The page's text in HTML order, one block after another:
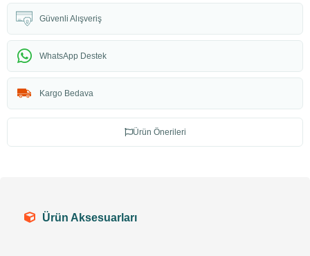
Güvenli Alışveriş
WhatsApp Destek
Kargo Bedava
Ürün Önerileri
Ürün Aksesuarları